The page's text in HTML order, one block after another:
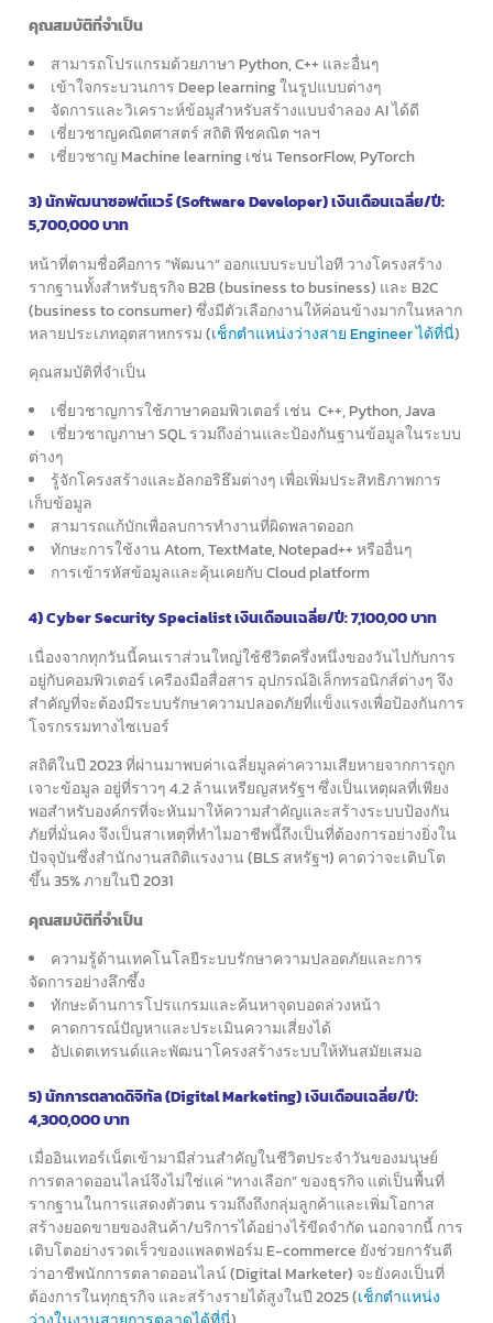
คุณสมบัติที่จำเป็น
สามารถโปรแกรมด้วยภาษา Python, C++ และอื่นๆ
เข้าใจกระบวนการ Deep learning ในรูปแบบต่างๆ
จัดการและวิเคราะห์ข้อมูสำหรับสร้างแบบจำลอง AI ได้ดี
เชี่ยวชาญคณิตศาสตร์ สถิติ พีชคณิต ฯลฯ
เชี่ยวชาญ Machine learning เช่น TensorFlow, PyTorch
3) นักพัฒนาซอฟต์แวร์ (Software Developer) เงินเดือนเฉลี่ย/ปี:
5,700,000 บาท
หน้าที่ตามชื่อคือการ “พัฒนา” ออกแบบระบบไอทีวางโครงสร้าง
รากฐานทั้งสำหรับธุรกิจ B2B (business to business) และ B2C
(business to consumer) ซึ่งมีตัวเลือกงานให้ค่อนข้างมากในหลาก
หลายประเภทอุตสาหกรรม (เช็กตำแหน่งว่างสาย Engineer ได้ที่นี่)
คุณสมบัติที่จำเป็น
เชี่ยวชาญการใช้ภาษาคอมพิวเตอร์ เช่น C++, Python, Java
เชี่ยวชาญภาษา SQL รวมถึงอ่านและป้องกันฐานข้อมูลในระบบ
ต่างๆ
รู้จักโครงสร้างและอัลกอริธึมต่างๆ เพื่อเพิ่มประสิทธิภาพการ
เก็บข้อมูล
สามารถแก้บักเพื่อลบการทำงานที่ผิดพลาดออก
ทักษะการใช้งาน Atom, TextMate, Notepad++ หรืออื่นๆ
การเข้ารหัสข้อมูลและคุ้นเคยกับ Cloud platform
4) Cyber Security Specialist เงินเดือนเฉลี่ย/ปี: 7,100,00 บาท
เนื่องจากทุกวันนี้คนเราส่วนใหญ่ใช้ชีวิตครึ่งหนึ่งของวันไปกับการ
อยู่กับคอมพิวเตอร์ เครืองมือสื่อสาร อุปกรณ์อิเล็กทรอนิกส์ต่างๆจึง
สำคัญที่จะต้องมีระบบรักษาความปลอดภัยที่แข็งแรงเพื่อป้องกันการ
โจรกรรมทางไซเบอร์
สถิติในปี 2023 ที่ผ่านมาพบค่าเฉลี่ยมูลค่าความเสียหายจากการถูก
เจาะข้อมูล อยู่ที่ราวๆ 4.2 ล้านเหรียญสหรัฐฯ ซึ่งเป็นเหตุผลที่เพียง
พอสำหรับองค์กรที่จะหันมาให้ความสำคัญและสร้างระบบป้องกัน
ภัยที่มั่นคงจึงเป็นสาเหตุที่ทำไมอาชีพนี้ถึงเป็นที่ต้องการอย่างยิ่งใน
ปัจจุบันซึ่งสำนักงานสถิติแรงงาน (BLS สหรัฐฯ) คาดว่าจะเติบโต
ขึ้น 35% ภายในปี 2031
คุณสมบัติที่จำเป็น
ความรู้ด้านเทคโนโลยีระบบรักษาความปลอดภัยและการ
จัดการอย่างลึกซึ้ง
ทักษะด้านการโปรแกรมและค้นหาจุดบอดล่วงหน้า
คาดการณ์ปัญหาและประเมินความเสี่ยงได้
อัปเดตเทรนด์และพัฒนาโครงสร้างระบบให้ทันสมัยเสมอ
5) นักการตลาดดิจิทัล (Digital Marketing) เงินเดือนเฉลี่ย/ปี:
4,300,000 บาท
เมื่ออินเทอร์เน็ตเข้ามามีส่วนสำคัญในชีวิตประจำวันของมนุษย์
การตลาดออนไลน์จึงไม่ใช่แค่ “ทางเลือก” ของธุรกิจ แต่เป็นพื้นที่
รากฐานในการแสดงตัวตน รวมถึงถึงกลุ่มลูกค้าและเพิ่มโอกาส
สร้างยอดขายของสินค้า/บริการได้อย่างไร้ขีดจำกัดนอกจากนี้ การ
เติบโตอย่างรวดเร็วของแพลตฟอร์ม E-commerce ยังช่วยการันตี
ว่าอาชีพนักการตลาดออนไลน์ (Digital Marketer) จะยังคงเป็นที่
ต้องการในทุกธุรกิจ และสร้างรายได้สูงในปี 2025 (เช็กตำแหน่ง